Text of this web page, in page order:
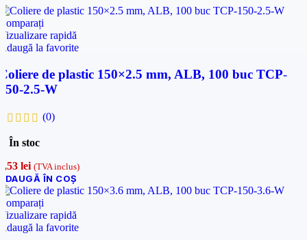
rapidă
la favorite
de plastic 150×2.5 mm, ALB, 100 buc TCP-
2.5-W
(0)
În stoc
lei (TVA inclus)
ÎN COȘ
rapidă
la favorite